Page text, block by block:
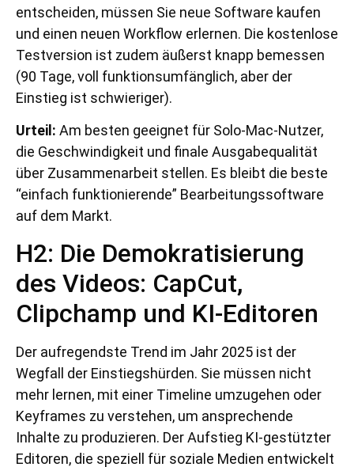
entscheiden, müssen Sie neue Software kaufen
und einen neuen Workflow erlernen. Die kostenlose
Testversion ist zudem äußerst knapp bemessen
(90 Tage, voll funktionsumfänglich, aber der
Einstieg ist schwieriger).
Urteil: Am besten geeignet für Solo-Mac-Nutzer,
die Geschwindigkeit und finale Ausgabequalität
über Zusammenarbeit stellen. Es bleibt die beste
“einfach funktionierende” Bearbeitungssoftware
auf dem Markt.
H2: Die Demokratisierung
des Videos: CapCut,
Clipchamp und KI-Editoren
Der aufregendste Trend im Jahr 2025 ist der
Wegfall der Einstiegshürden. Sie müssen nicht
mehr lernen, mit einer Timeline umzugehen oder
Keyframes zu verstehen, um ansprechende
Inhalte zu produzieren. Der Aufstieg KI-gestützter
Editoren, die speziell für soziale Medien entwickelt